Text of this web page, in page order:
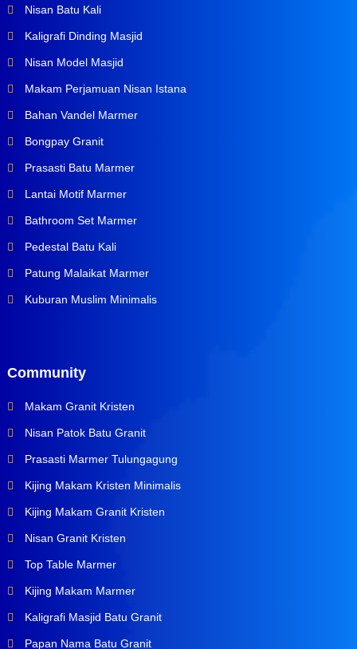
Nisan Batu Kali
Kaligrafi Dinding Masjid
Nisan Model Masjid
Makam Perjamuan Nisan Istana
Bahan Vandel Marmer
Bongpay Granit
Prasasti Batu Marmer
Lantai Motif Marmer
Bathroom Set Marmer
Pedestal Batu Kali
Patung Malaikat Marmer
Kuburan Muslim Minimalis
Community
Makam Granit Kristen
Nisan Patok Batu Granit
Prasasti Marmer Tulungagung
Kijing Makam Kristen Minimalis
Kijing Makam Granit Kristen
Nisan Granit Kristen
Top Table Marmer
Kijing Makam Marmer
Kaligrafi Masjid Batu Granit
Papan Nama Batu Granit